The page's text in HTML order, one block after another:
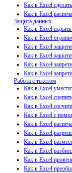
Как в Excel
Как в Excel
Защита данных
Как в Excel скрыть
Как в Excel
Как в Excel
Как в Excel
Как в Excel
Как в Excel
Работа с текстом
Как в Excel
Как в Excel
Как в Excel
Как в Excel с
Как в Excel
Как в Excel
Как в Excel
Как в Excel
Как в Excel
Как в Excel